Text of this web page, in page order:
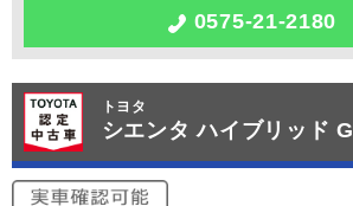
0575-21-2180
トヨタ
シエンタ ハイブリッド G